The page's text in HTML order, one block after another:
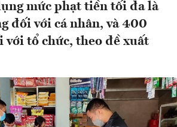
mức phạt tiền tối đa là
đối với cá nhân, và 400
tổ chức, theo đề xuất